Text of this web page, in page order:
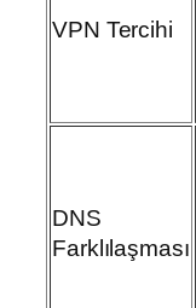
VPN Tercihi
DNS
Farklılaşması